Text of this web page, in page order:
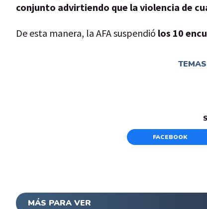
conjunto advirtiendo que la violencia de
De esta manera, la AFA suspendió los 10
FACEBOOK
MÁS PARA VER